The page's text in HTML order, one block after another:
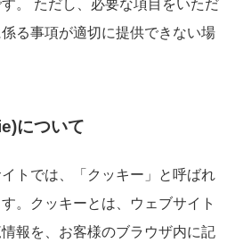
。 ただし、必要な項目をいただ
る事項が適切に提供できない場
について
トでは、「クッキー」と呼ばれ
。クッキーとは、ウェブサイト
報を、お客様のブラウザ内に記